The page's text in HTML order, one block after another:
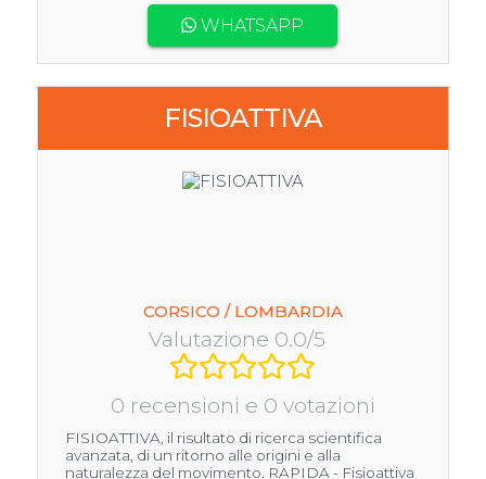
WHATSAPP
FISIOATTIVA
CORSICO / LOMBARDIA
Valutazione 0.0/5
0 recensioni e 0 votazioni
FISIOATTIVA, il risultato di ricerca scientifica
avanzata, di un ritorno alle origini e alla
naturalezza del movimento. RAPIDA - Fisioattiva